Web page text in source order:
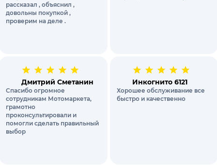
рассказал , объяснил ,
довольны покупкой ,
проверим на деле .
Дмитрий Сметанин
Спасибо огромное
сотрудникам Мотомаркета,
грамотно
проконсультировали и
помогли сделать правильный
выбор
Инкогнито 6121
Хорошее обслуживание все
быстро и качественно